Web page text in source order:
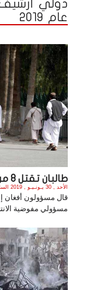
دولي أرشيف
عام 2019
طالبان تقتل 8 من مسؤولي مفوضية الان ...
الأحد , 30 يـونـيـو , 2019 الساعة 5:35:31 PM
قال مسؤولون أفغان
مسؤولي مفوضية